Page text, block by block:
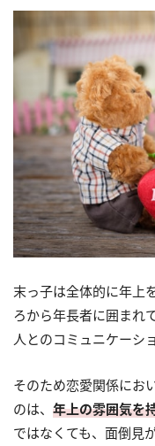
末っ子は全体的に年上
ろから年長者に囲まれ
人とのコミュニケーシ
そのため恋愛関係にお
のは、 年上の雰囲気を
ではなくても、面倒見